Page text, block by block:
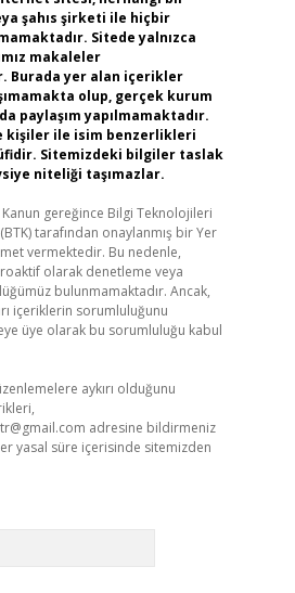
şahıs şirketi ile hiçbir
Sitede yalnızca
makaleler
Burada yer alan içerikler
olup, gerçek kurum
paylaşım yapılmamaktadır.
kişiler ile isim benzerlikleri
Sitemizdeki bilgiler taslak
niteliği taşımazlar.
Kanun gereğince Bilgi Teknolojileri
tarafından onaylanmış bir Yer
vermektedir. Bu nedenle,
olarak denetleme veya
bulunmamaktadır. Ancak,
içeriklerin sorumluluğunu
üye olarak bu sorumluluğu kabul
aykırı olduğunu
adresine bildirmeniz
yasal süre içerisinde sitemizden